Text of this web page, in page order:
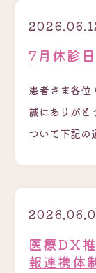
7月休診
患者さま各位
誠にありがと
ついて下記
医療DX
報連携体